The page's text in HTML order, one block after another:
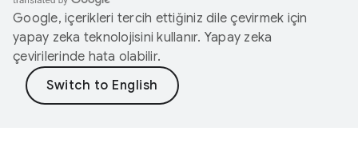
Google, içerikleri tercih ettiğiniz dile çevirmek için
yapay zeka teknolojisini kullanır. Yapay zeka
çevirilerinde hata olabilir.